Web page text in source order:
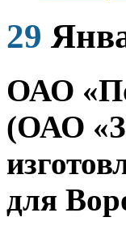
29
ОАО
(ОАО
для